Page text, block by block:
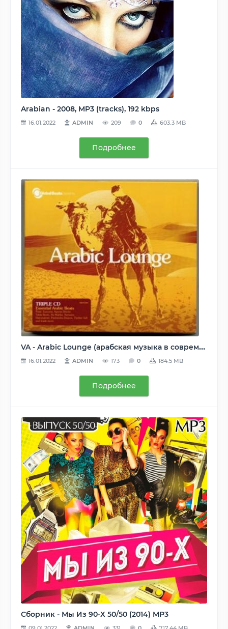
Arabian - 2008, MP3 (tracks), 192 kbps
16.01.2022 ADMIN 209 0 603.3 MB
Подробнее
VA - Arabic Lounge (арабская музыка в современной аранжировке) (2006), MP3, V2
16.01.2022 ADMIN 173 0 184.5 MB
Подробнее
Сборник - Мы Из 90-Х 50/50 (2014) MP3